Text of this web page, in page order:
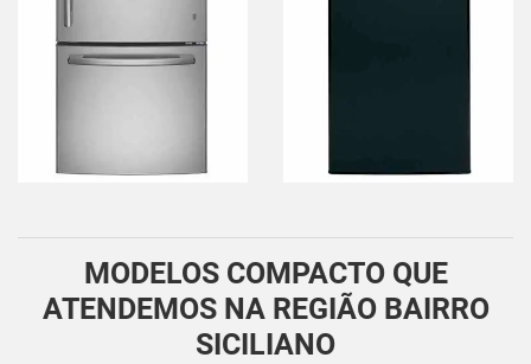
MODELOS COMPACTO QUE
ATENDEMOS NA REGIÃO BAIRRO
SICILIANO